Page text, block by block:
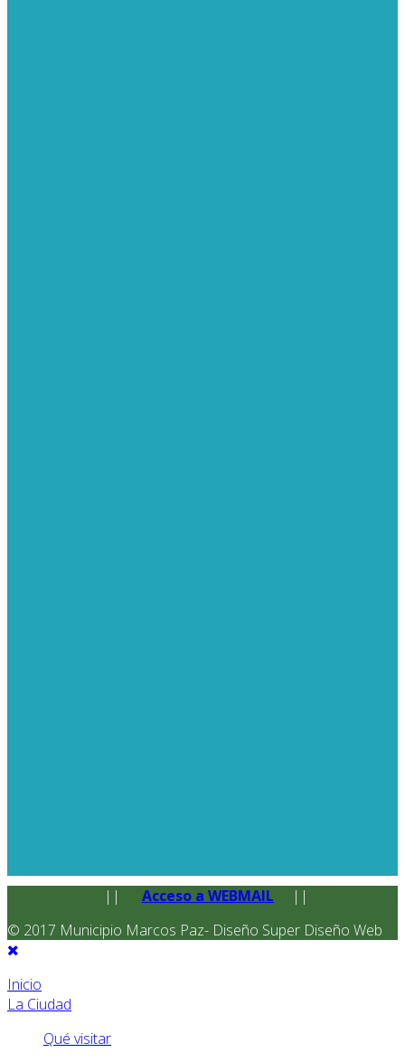
|| Acceso a WEBMAIL
||
© 2017 Municipio Marcos Paz- Diseño Super Diseño Web
Inicio
La Ciudad
Qué visitar